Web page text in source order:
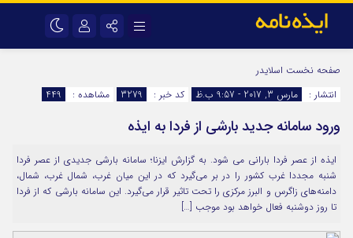
اینستاگرام
سروش
ایتا
آپارات
اپلیکیشن رمز عبور
مرا به خاطر بسپار
صفحه نخست اسلایدر
انتشار :
مارس 3, 2017 - 9:57 ب.ظ کد خبر : 3279 مشاهده : 449
ورود سامانه جدید بارشی از فردا به ایذه
ایذه از عصر فردا بارانی می شود. به گزارش ایزنا؛ سامانه بارشی جدیدی از عصر فردا
شنبه مجددا غرب کشور را در بر می‌گیرد که در این میان غرب، شمال غرب، شمال،
دامنه‌های زاگرس و البرز مرکزی را تحت تاثیر قرار می‌گیرد. این سامانه بارشی که از فردا
تا روز دوشنبه فعال خواهد بود موجب […]